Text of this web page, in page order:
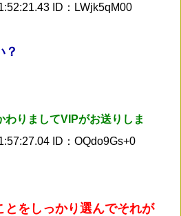
ID：LWjk5qM00
？
わりましてVIPがお送りしま
ID：OQdo9Gs+0
とをしっかり選んでそれが